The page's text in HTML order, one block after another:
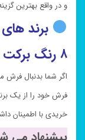
و در واقع بهترین گزینه برای بافت
برند
۸ رنگ برکت گردویی ۷۰۰ شانه کاشان:
فرش خود را از یک
خریدی با اطمینان